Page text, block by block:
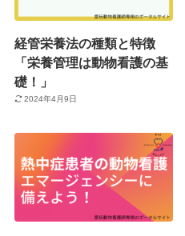
経管栄養法の種類と特徴
「栄養管理は動物看護の基
礎！」
2024年4月9日